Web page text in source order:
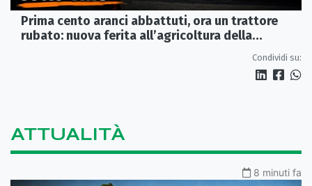
Prima cento aranci abbattuti, ora un trattore
rubato: nuova ferita all’agricoltura della
Condividi su:
ATTUALITÀ
8 minuti fa